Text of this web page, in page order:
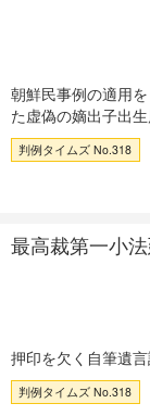
朝鮮民事例の適用
た虚偽の嫡出子出
判例タイムズ No.318
最高裁第一小
押印を欠く自筆遺
判例タイムズ No.318